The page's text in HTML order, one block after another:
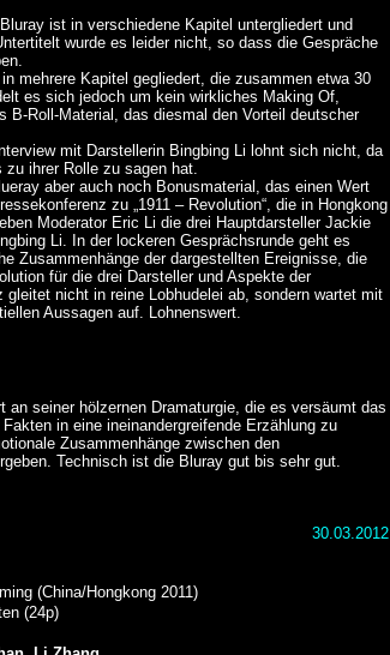
ist in verschiedene Kapitel untergliedert und
wurde es leider nicht, so dass die Gespräche
mehrere Kapitel gegliedert, die zusammen etwa 30
es sich jedoch um kein wirkliches Making Of,
B-Roll-Material, das diesmal den Vorteil deutscher
mit Darstellerin Bingbing Li lohnt sich nicht, da
ihrer Rolle zu sagen hat.
aber auch noch Bonusmaterial, das einen Wert
zu „1911 – Revolution“, die in Hongkong
Moderator Eric Li die drei Hauptdarsteller Jackie
Li. In der lockeren Gesprächsrunde geht es
Zusammenhänge der dargestellten Ereignisse, die
für die drei Darsteller und Aspekte der
gleitet nicht in reine Lobhudelei ab, sondern wartet mit
Aussagen auf. Lohnenswert.
an seiner hölzernen Dramaturgie, die es versäumt das
in eine ineinandergreifende Erzählung zu
Zusammenhänge zwischen den
Technisch ist die Bluray gut bis sehr gut.
30.03.2012
(China/Hongkong 2011)
(24p)